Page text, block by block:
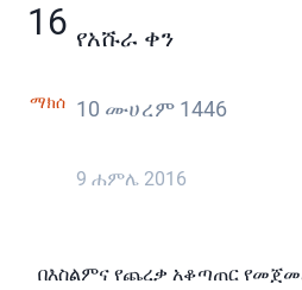
16
ማክሰ
የአሹራ ቀን
10 ሙሀረም 1446
9 ሐምሌ 2016
በእስልምና የጨረቃ አቆጣጠር